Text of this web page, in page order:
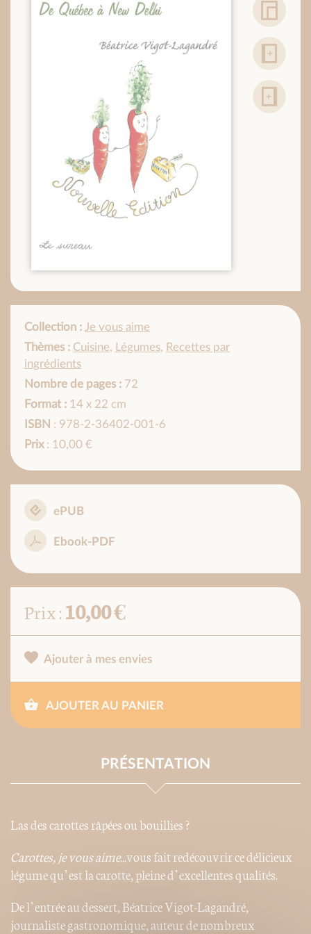
Collection : Je vous aime
Thèmes : Cuisine, Légumes, Recettes par
ingrédients
Nombre de pages : 72
Format : 14 x 22 cm
ISBN : 978-2-36402-001-6
Prix: 10,00 €
ePUB
Ebook-PDF
Prix :10,00 €
Ajouter à mes envies
AJOUTER AU PANIER
PRÉSENTATION
Las des carottes râpées ou bouillies ?
Carottes, je vousaime...vous fait redécouvrir ce délicieux
légume qu’est la carotte, pleine d’excellentes qualités.
De l’entrée au dessert, Béatrice Vigot-Lagandré,
journaliste gastronomique, auteur de nombreux